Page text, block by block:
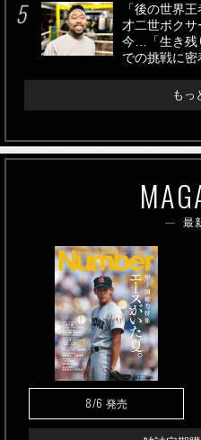
「後の世界
才二世ボクサ
今…「生き残
での挑戦に密
もっ
最
8/6 発売